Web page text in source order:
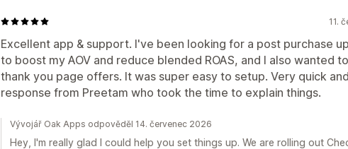
Analytika
Míry prokliku Konverzní poměry Výkonnost trychtýře
11.
Excellent app & support. I've been looking for a post purchase
to boost my AOV and reduce blended ROAS, and I also wanted
thank you page offers. It was super easy to setup. Very quick
response from Preetam who took the time to explain things.
Vývojář Oak Apps odpověděl 14. červenec 2026
Hey, I'm really glad I could help you set things up. We are rolling out